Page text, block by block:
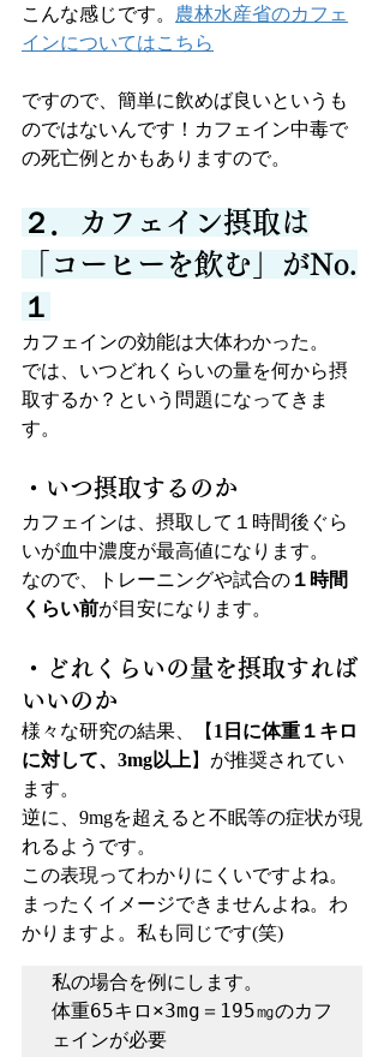
こんな感じです。 農林水産省のカフェ
インについてはこちら
ですので、簡単に飲めば良いというも
のではないんです！カフェイン中毒で
の死亡例とかもありますので。
２．カフェイン摂取は
「コーヒーを飲む」がNo.
１
カフェインの効能は大体わかった。
では、いつどれくらいの量を何から摂
取するか？という問題になってきま
す。
・いつ摂取するのか
カフェインは、摂取して１時間後ぐら
いが血中濃度が最高値になります。
なので、トレーニングや試合の １時間
くらい前が目安になります。
・どれくらいの量を摂取すれば
いいのか
様々な研究の結果、【 1日に体重１キロ
に対して、3mg以上 】が推奨されてい
ます。
逆に、9mgを超えると不眠等の症状が現
れるようです。
この表現ってわかりにくいですよね。
まったくイメージできませんよね。わ
かりますよ。私も同じです(笑)
私の場合を例にします。
体重65キロ×3mg＝195㎎のカフ
ェインが必要